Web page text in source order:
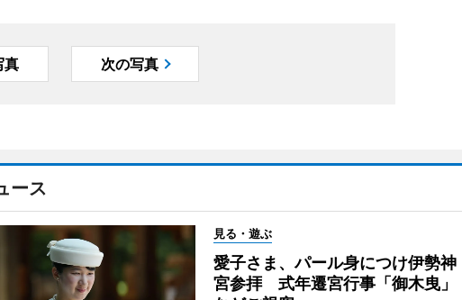
真 次の写真
ース
見る・遊ぶ
愛子さま、パール身につけ伊勢神
宮参拝 式年遷宮行事「御木曳」